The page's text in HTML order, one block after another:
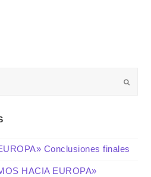
Enviar
Conclusiones finales
HACIA EUROPA»